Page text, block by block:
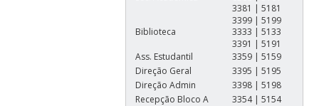
3381 | 5181
3399 | 5199
Biblioteca
3333 | 5133
3391 | 5191
Ass. Estudantil
3359 | 5159
Direção Geral
3395 | 5195
Direção Admin
3398 | 5198
Recepção Bloco A
3354 | 5154